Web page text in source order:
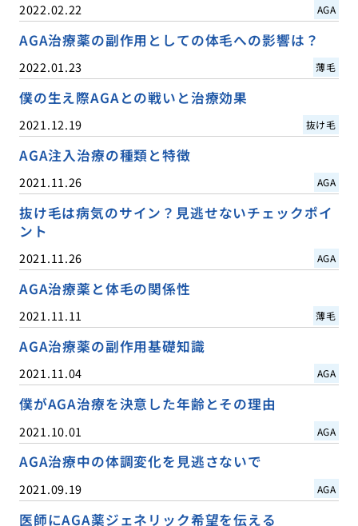
2022.02.22 AGA
AGA治療薬の副作用としての体毛への影響は？
2022.01.23 薄毛
僕の生え際AGAとの戦いと治療効果
2021.12.19 抜け毛
AGA注入治療の種類と特徴
2021.11.26 AGA
抜け毛は病気のサイン？見逃せないチェックポイ
ント
2021.11.26 AGA
AGA治療薬と体毛の関係性
2021.11.11 薄毛
AGA治療薬の副作用基礎知識
2021.11.04 AGA
僕がAGA治療を決意した年齢とその理由
2021.10.01 AGA
AGA治療中の体調変化を見逃さないで
2021.09.19 AGA
医師にAGA薬ジェネリック希望を伝える